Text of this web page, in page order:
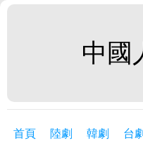
中國
首頁 陸劇 韓劇 台劇